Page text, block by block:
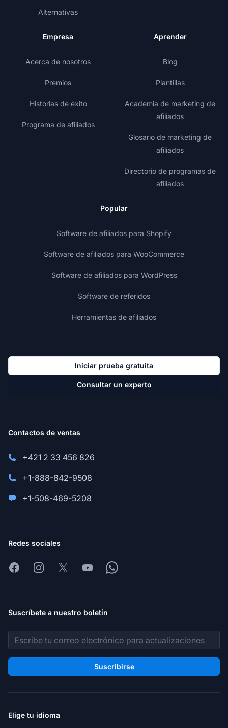
Alternativas
Empresa
Acerca de nosotros
Premios
Historias de éxito
Programa de afiliados
Aprender
Blog
Plantillas
Academia de marketing de
afiliados
Glosario de marketing de
afiliados
Directorio de programas de
afiliados
Popular
Software de afiliados para Shopify
Software de afiliados para WooCommerce
Software de afiliados para WordPress
Software de referidos
Herramientas de afiliados
Iniciar prueba gratuita
Consultar un experto
Contactos de ventas
+421 2 33 456 826
+1-888-842-9508
+1-508-469-5208
Redes sociales
FacebookInstagram
X YoutubeWhatsapp
Suscríbete a nuestro boletín
Dirección de correo electrónico
Suscribirse
Elige tu idioma